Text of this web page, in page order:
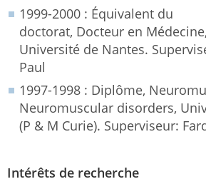
1999-2000 : Équivalent du
doctorat, Docteur en
Université de Nantes.
Paul
1997-1998 : Diplôme,
Neuromuscular disorders,
(P & M Curie). Superviseur:
Intérêts de recherche